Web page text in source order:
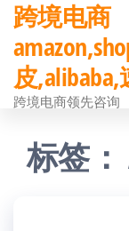
前
往
内
跨境电商
皮
跨境电商领先咨询
标签：